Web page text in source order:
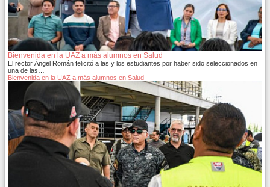
Bienvenida en la UAZ a más alumnos en Salud
El rector Ángel Román felicitó a las y los estudiantes por haber sido seleccionados en
una de las…
Bienvenida en la UAZ a más alumnos en Salud